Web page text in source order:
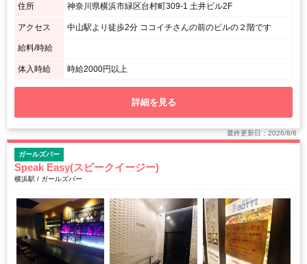
住所 神奈川県横浜市緑区台村町309-1 土井ビル2F
アクセス 中山駅より徒歩2分 ココイチさんの前のビルの２階です
給料/時給
体入時給 時給2000円以上
詳細を見る
最終更新日：2026/8/6
ガールズバー
Speak Easy(スピークイージー)
横浜駅 / ガールズバー